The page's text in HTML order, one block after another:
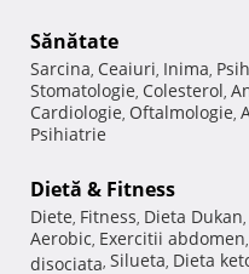
Sănătate
Sarcina, Ceaiuri, Inima,
Stomatologie, Colesterol,
Cardiologie, Oftalmologie,
Psihiatrie
Dietă & Fitness
Diete, Fitness, Dieta Dukan,
Aerobic, Exercitii abdomen,
disociata, Silueta, Dieta